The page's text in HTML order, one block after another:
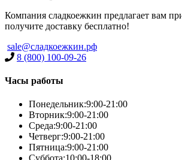
Компания сладкоежкин предлагает вам
получите доставку бесплатно!
sale@сладкоежкин.рф
8 (800) 100-09-26
Часы работы
Понедельник:9:00-21:00
Вторник:9:00-21:00
Среда:9:00-21:00
Четверг:9:00-21:00
Пятница:9:00-21:00
Суббота:10:00-18:00